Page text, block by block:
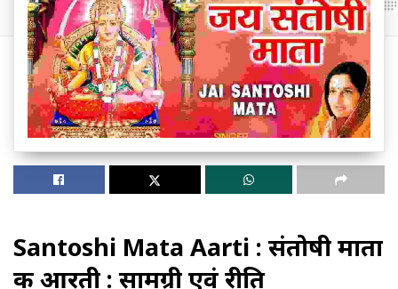
Santoshi Mata Aarti : संतोषी माता
की आरती : सामग्री एवं रीति